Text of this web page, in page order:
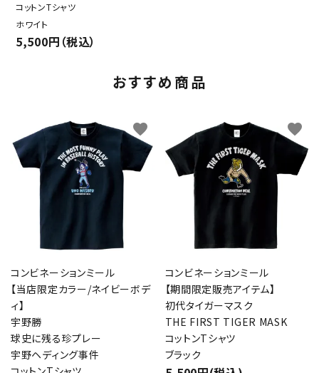
コットンTシャツ
ホワイト
5,500円（税込）
おすすめ商品
コンビネーションミール
【当店限定カラー/ネイビーボデ
ィ】
宇野勝
球史に残る珍プレー
宇野ヘディング事件
favorite
コンビネーションミール
【期間限定販売アイテム】
初代タイガーマスク
THE FIRST TIGER MASK
コットンTシャツ
ブラック
favorite